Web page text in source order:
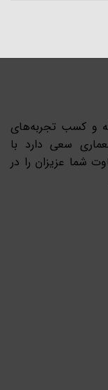
و کسب تجربه‌های
سعی دارد با
شما عزیزان را در